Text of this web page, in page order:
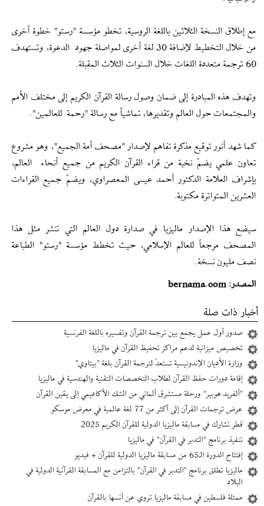
مع إطلاق النسخة الثلاثين باللغة الروسية، تخطو مؤسسة "رستو" خطوة أخرى
من خلال التخطيط لإضافة 30 لغة أخرى لمواصلة جهود الدعوة، وتستهدف
60 ترجمة متعددة اللغات خلال السنوات الثلاث المقبلة.
وتهدف هذه المبادرة إلى ضمان وصول رسالة القرآن الكريم إلى مختلف الأمم
والمجتمعات حول العالم وتقديرها، تماشياً مع رسالة "رحمة للعالمين".
كما شهد أنور توقيع مذكرة تفاهم لإصدار "مصحف أمة الجميع"، وهو مشروع
تعاون علمي يضمّ نخبة من قراء القرآن الكريم من جميع أنحاء العالم،
بإشراف العلامة الدكتور أحمد عيسى المعصراوي، ويضمّ جميع القراءات
العشرين المتواترة مكتوبة.
سيضع هذا الإصدار ماليزيا في صدارة دول العالم التي تنشر مثل هذا
المصحف مرجعاً للعالم الإسلامي، حيث تخطط مؤسسة "رستو" الطباعة
نصف مليون نسخة.
المصدر: bernama.com
أخبار ذات صلة
صدور أول عمل يجمع بين ترجمة القرآن وتفسيره باللغة الفرنسية
تخصيص ميزانية لدعم مراكز تحفيظ القرآن في ماليزيا
وزارة الأديان الإندونيسية تستعدّ لترجمة القرآن بلغة "بيتاوي"
إقامة‌ دورات حفظ القرآن لطلاب التخصصات التقنية والهندسية في ماليزيا
"ألفريد هوبير" ورحلة مستشرق ألماني من الشك الأكاديمي إلى يقين القرآن
عرض ترجمات القرآن إلى أكثر من 77 لغة عالمية في معرض موسكو
قطر تشارك في مسابقة ماليزيا الدولية للقرآن الكريم 2025
تنفيذ برنامج "التدبر في القرآن" في ماليزيا
إفتتاح الدورة الـ65 من مسابقة ماليزيا الدولية للقرآن + فيديو
ماليزيا تطلق برنامج "التدبر في القرآن" بالتزامن مع المسابقة القرآنية الدولية في
البلاد
ممثلة فلسطين في مسابقة ماليزيا تروي عن أنسها بالقرآن